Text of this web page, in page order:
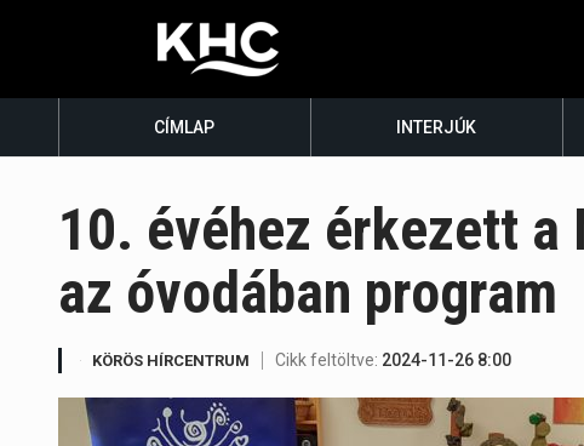
CÍMLAP INTERJÚK
10. évéhez érkezett a
az óvodában program
KÖRÖS HÍRCENTRUM Cikk feltöltve: 2024-11-26 8:00